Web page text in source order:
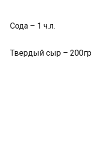
Сода – 1 ч.л.
Твердый сыр – 200гр